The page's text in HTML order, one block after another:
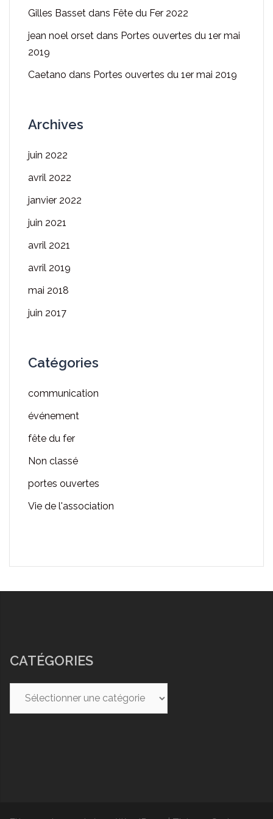
Gilles Basset dans Fête du Fer 2022
jean noel orset dans Portes ouvertes du 1er mai
2019
Caetano dans Portes ouvertes du 1er mai 2019
Archives
juin 2022
avril 2022
janvier 2022
juin 2021
avril 2021
avril 2019
mai 2018
juin 2017
Catégories
communication
événement
fête du fer
Non classé
portes ouvertes
Vie de l'association
CATÉGORIES